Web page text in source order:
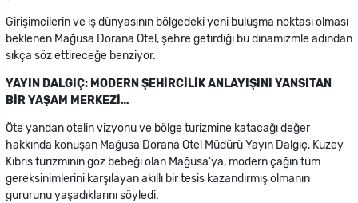
Girişimcilerin ve iş dünyasının bölgedeki yeni buluşma noktası olması
beklenen Mağusa Dorana Otel, şehre getirdiği bu dinamizmle adından
sıkça söz ettireceğe benziyor.
YAYIN DALGIÇ: MODERN ŞEHİRCİLİK ANLAYIŞINI YANSITAN
BİR YAŞAM MERKEZİ…
Öte yandan otelin vizyonu ve bölge turizmine katacağı değer
hakkında konuşan Mağusa Dorana Otel Müdürü Yayın Dalgıç, Kuzey
Kıbrıs turizminin göz bebeği olan Mağusa'ya, modern çağın tüm
gereksinimlerini karşılayan akıllı bir tesis kazandırmış olmanın
gururunu yaşadıklarını söyledi.